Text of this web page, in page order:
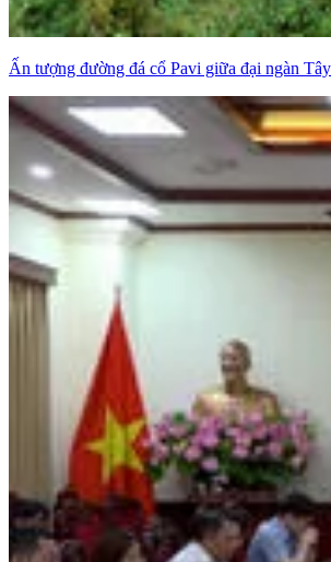
Ấn tượng đường đá cổ Pavi giữa đại ngàn